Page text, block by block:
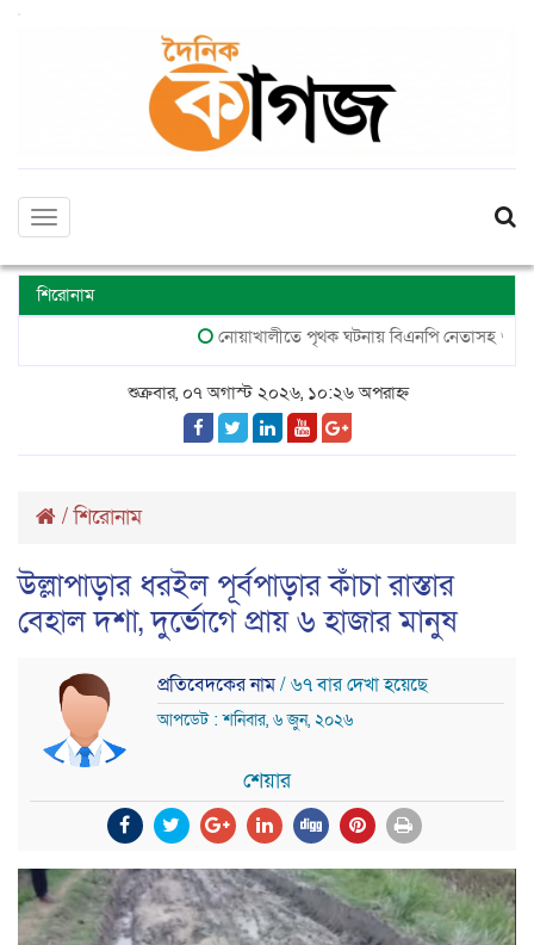
Toggle
শিরোনাম
নোয়াখালীতে পৃথক ঘটনায় বিএনপি নেতাসহ
শুক্রবার, ০৭ অগাস্ট ২০২৬, ১০:২৬ অপরাহ্ন
/শিরোনাম
উল্লাপাড়ার ধরইল পূর্বপাড়ার কাঁচা রাস্তার
বেহাল দশা, দুর্ভোগে প্রায় ৬ হাজার মানুষ
প্রতিবেদকের নাম/ ৬৭ বার দেখা হয়েছে
আপডেট : শনিবার, ৬ জুন, ২০২৬
শেয়ার